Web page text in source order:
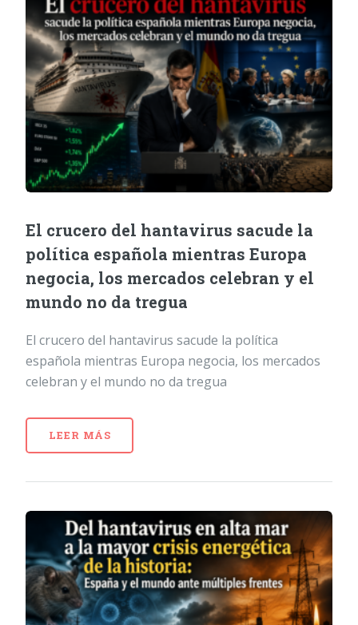
El crucero del hantavirus sacude la
política española mientras Europa
negocia, los mercados celebran y el
mundo no da tregua
El crucero del hantavirus sacude la política
española mientras Europa negocia, los mercados
celebran y el mundo no da tregua
LEER MÁS